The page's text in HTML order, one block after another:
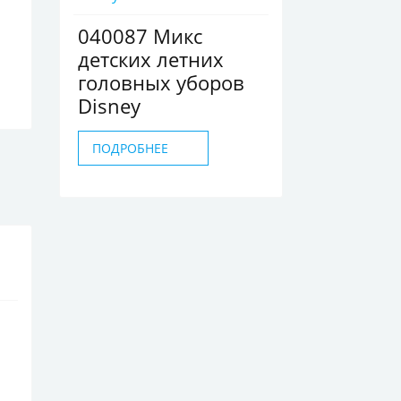
040087 Микс
детских летних
головных уборов
Disney
ПОДРОБНЕЕ